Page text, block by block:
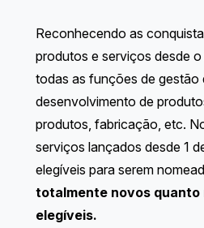
Reconhecendo as
produtos e serviços desde
todas as funções de gestão
desenvolvimento de
produtos, fabricação, etc.
serviços lançados desde 1
elegíveis para serem
totalmente novos quanto
elegíveis.